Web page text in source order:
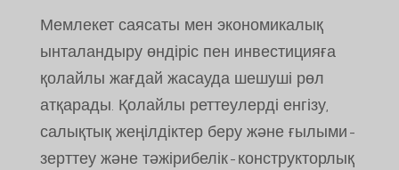
Мемлекет саясаты мен экономикалық
ынталандыру өндіріс пен инвестицияға
қолайлы жағдай жасауда шешуші рөл
атқарады. Қолайлы реттеулерді енгізу,
салықтық жеңілдіктер беру және ғылыми-
зерттеу және тәжірибелік-конструкторлық